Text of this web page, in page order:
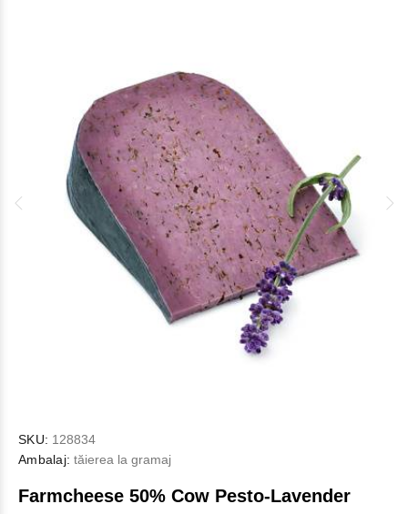
SKU: 128834
Ambalaj: tăierea la gramaj
Farmcheese 50% Cow Pesto-Lavender